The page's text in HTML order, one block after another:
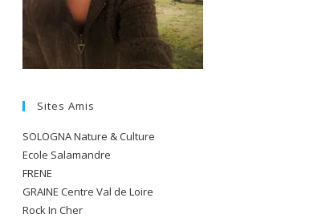
Sites Amis
SOLOGNA Nature & Culture
Ecole Salamandre
FRENE
GRAINE Centre Val de Loire
Rock In Cher